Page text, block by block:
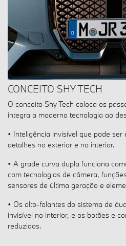
CONCEITO SHY TECH
O conceito Shy Tech coloca os
integra a moderna tecnologia ao
• Inteligência invisível que pode
detalhes no exterior e no interior.
• A grade curva dupla funciona
com tecnologias de câmera,
sensores de última geração e
• Os alto-falantes do sistema de
invisível no interior, e os botões e
reduzidos.